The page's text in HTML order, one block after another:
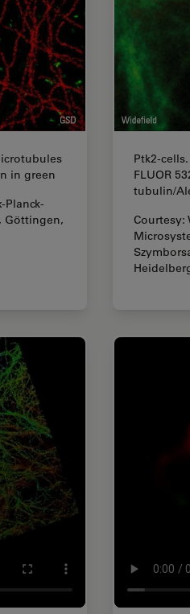
in green
Planck-
Göttingen,
Ptk2-
FLUOR
tubulin/
Courtesy: